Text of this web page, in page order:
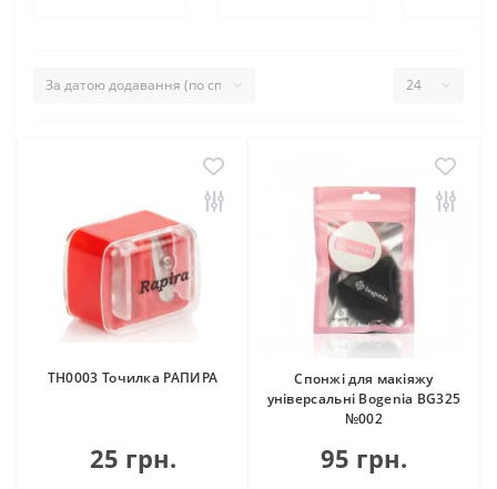
ТН0003 Точилка РАПИРА
25 грн.
Спонжі для макіяжу
універсальні Bogenia BG325
№002
95 грн.